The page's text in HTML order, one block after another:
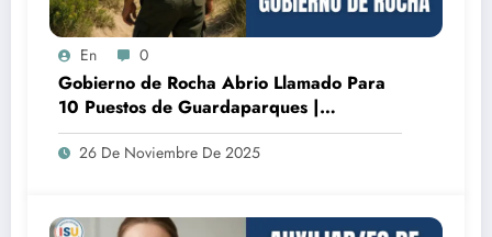
En 0
Gobierno de Rocha Abrio Llamado Para
10 Puestos de Guardaparques |
Temporada 2025–2026
26 De Noviembre De 2025